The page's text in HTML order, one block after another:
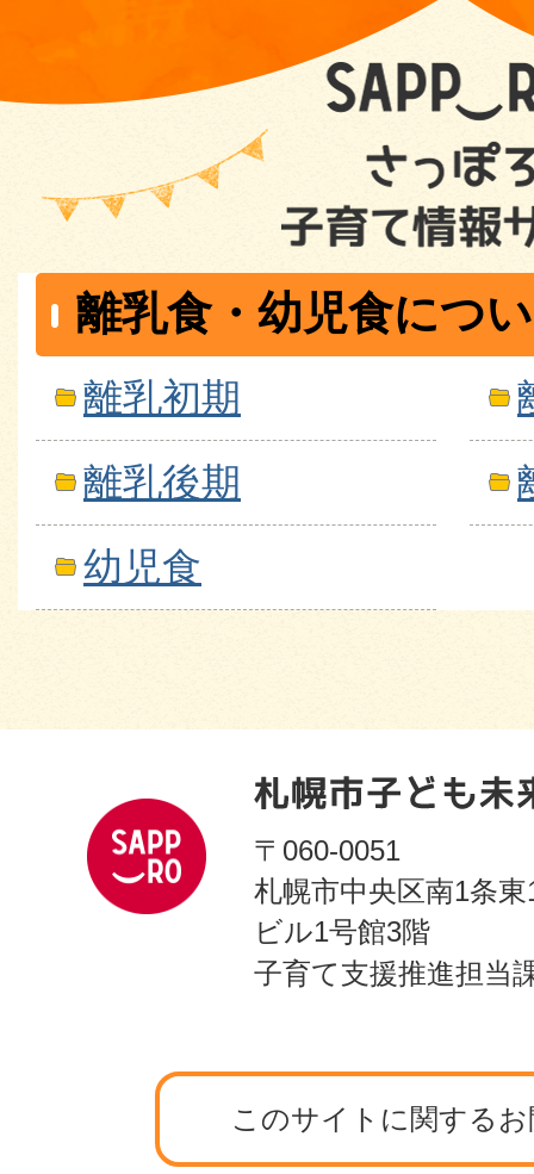
離乳食・幼児食につ
離乳初期
離乳後期
幼児食
〒060-0051
札幌市中央区南1条
ビル1号館3階
子育て支援推進担当
このサイトに関する